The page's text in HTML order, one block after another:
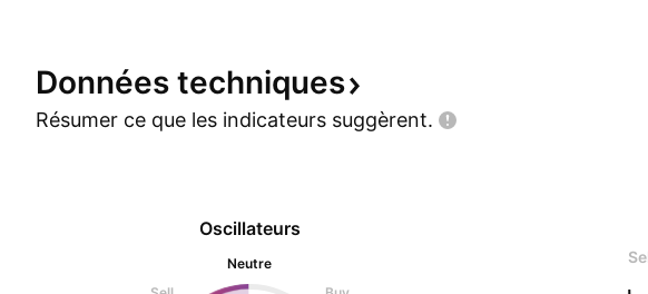
Données techniques
Résumer ce que les indicateurs suggèrent.
Oscillateurs
Neutre